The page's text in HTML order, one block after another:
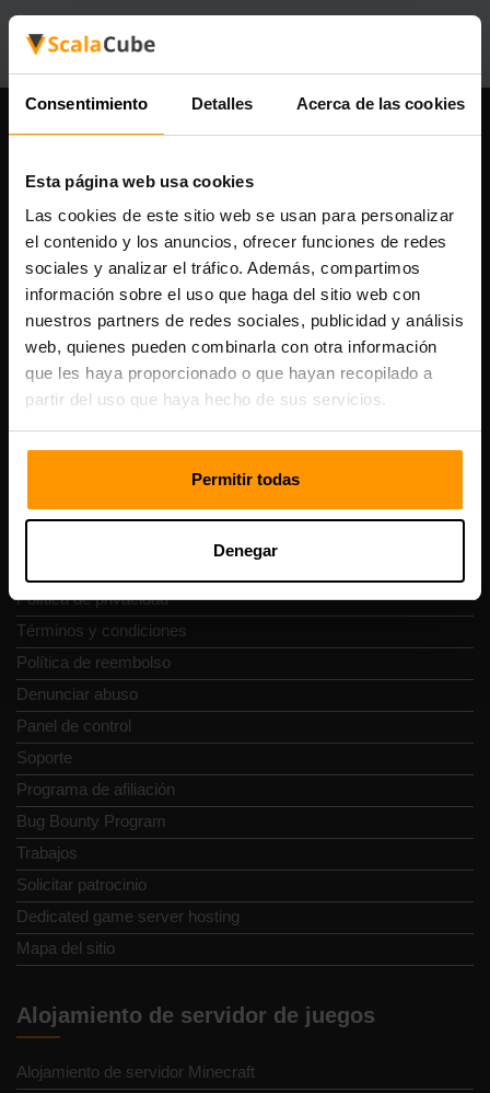
Consentimiento Detalles Acerca de las cookies
Esta página web usa cookies
Las cookies de este sitio web se usan para personalizar
el contenido y los anuncios, ofrecer funciones de redes
sociales y analizar el tráfico. Además, compartimos
información sobre el uso que haga del sitio web con
nuestros partners de redes sociales, publicidad y análisis
web, quienes pueden combinarla con otra información
que les haya proporcionado o que hayan recopilado a
partir del uso que haya hecho de sus servicios.
Permitir todas
Denegar
Nuestra compañía
Scalable Hosting Solutions OÜ
Código de registro: 14652605
Número de IVA: EE102133820
Dirección: Harju maakond, Tallinn, Kesklinna linnaosa,
Vesivärava tn 50-201, 10152
Navegación rápida
Política de privacidad
Términos y condiciones
Política de reembolso
Denunciar abuso
Panel de control
Soporte
Programa de afiliación
Bug Bounty Program
Trabajos
Solicitar patrocinio
Dedicated game server hosting
Mapa del sitio
Alojamiento de servidor de juegos
Alojamiento de servidor Minecraft